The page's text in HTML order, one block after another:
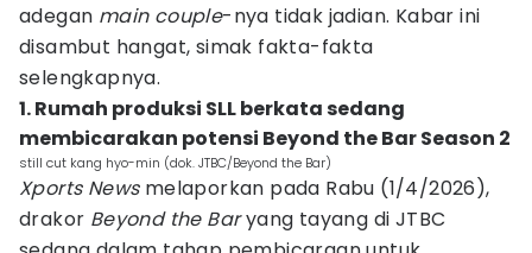
adegan main couple-nya tidak jadian. Kabar ini
disambut hangat, simak fakta-fakta
selengkapnya.
1. Rumah produksi SLL berkata sedang
membicarakan potensi Beyond the Bar Season 2
still cut kang hyo-min (dok. JTBC/Beyond the Bar)
Xports News melaporkan pada Rabu (1/4/2026),
drakor Beyond the Baryang tayang di JTBC